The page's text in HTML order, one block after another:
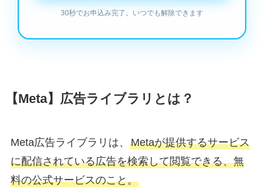
【Meta】広告ライブラリとは？
Meta広告ライブラリは、 Metaが提供するサービス
に配信されている広告を検索して閲覧できる、無
料の公式サービスのこと。